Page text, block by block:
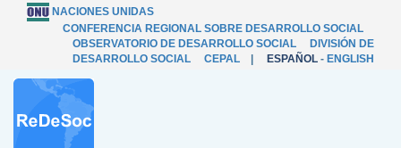
NACIONES UNIDAS
CONFERENCIA REGIONAL SOBRE DESARROLLO SOCIAL
OBSERVATORIO DE DESARROLLO SOCIAL
DIVISIÓN DE
DESARROLLO SOCIAL
CEPAL ESPAÑOL - ENGLISH